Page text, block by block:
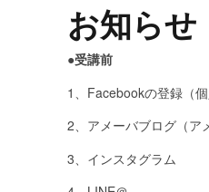
お知らせ
●受講前
1、Facebookの登録（個
2、アメーバブログ（ア
3、インスタグラム